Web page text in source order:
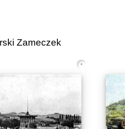
Zameczek